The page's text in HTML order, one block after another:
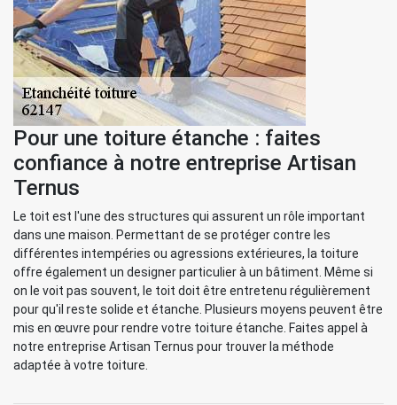
Pour une toiture étanche : faites
confiance à notre entreprise Artisan
Ternus
Le toit est l'une des structures qui assurent un rôle important
dans une maison. Permettant de se protéger contre les
différentes intempéries ou agressions extérieures, la toiture
offre également un designer particulier à un bâtiment. Même si
on le voit pas souvent, le toit doit être entretenu régulièrement
pour qu'il reste solide et étanche. Plusieurs moyens peuvent être
mis en œuvre pour rendre votre toiture étanche. Faites appel à
notre entreprise Artisan Ternus pour trouver la méthode
adaptée à votre toiture.